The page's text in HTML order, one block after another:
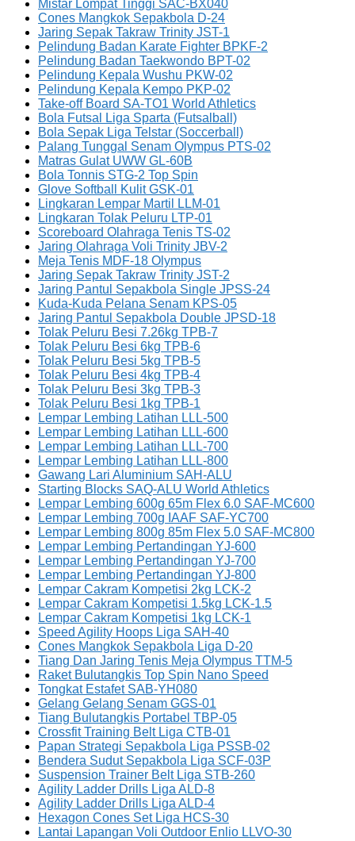
Mistar Lompat Tinggi SAC-BX040
Cones Mangkok Sepakbola D-24
Jaring Sepak Takraw Trinity JST-1
Pelindung Badan Karate Fighter BPKF-2
Pelindung Badan Taekwondo BPT-02
Pelindung Kepala Wushu PKW-02
Pelindung Kepala Kempo PKP-02
Take-off Board SA-TO1 World Athletics
Bola Futsal Liga Sparta (Futsalball)
Bola Sepak Liga Telstar (Soccerball)
Palang Tunggal Senam Olympus PTS-02
Matras Gulat UWW GL-60B
Bola Tonnis STG-2 Top Spin
Glove Softball Kulit GSK-01
Lingkaran Lempar Martil LLM-01
Lingkaran Tolak Peluru LTP-01
Scoreboard Olahraga Tenis TS-02
Jaring Olahraga Voli Trinity JBV-2
Meja Tenis MDF-18 Olympus
Jaring Sepak Takraw Trinity JST-2
Jaring Pantul Sepakbola Single JPSS-24
Kuda-Kuda Pelana Senam KPS-05
Jaring Pantul Sepakbola Double JPSD-18
Tolak Peluru Besi 7.26kg TPB-7
Tolak Peluru Besi 6kg TPB-6
Tolak Peluru Besi 5kg TPB-5
Tolak Peluru Besi 4kg TPB-4
Tolak Peluru Besi 3kg TPB-3
Tolak Peluru Besi 1kg TPB-1
Lempar Lembing Latihan LLL-500
Lempar Lembing Latihan LLL-600
Lempar Lembing Latihan LLL-700
Lempar Lembing Latihan LLL-800
Gawang Lari Aluminium SAH-ALU
Starting Blocks SAQ-ALU World Athletics
Lempar Lembing 600g 65m Flex 6.0 SAF-MC600
Lempar Lembing 700g IAAF SAF-YC700
Lempar Lembing 800g 85m Flex 5.0 SAF-MC800
Lempar Lembing Pertandingan YJ-600
Lempar Lembing Pertandingan YJ-700
Lempar Lembing Pertandingan YJ-800
Lempar Cakram Kompetisi 2kg LCK-2
Lempar Cakram Kompetisi 1.5kg LCK-1.5
Lempar Cakram Kompetisi 1kg LCK-1
Speed Agility Hoops Liga SAH-40
Cones Mangkok Sepakbola Liga D-20
Tiang Dan Jaring Tenis Meja Olympus TTM-5
Raket Bulutangkis Top Spin Nano Speed
Tongkat Estafet SAB-YH080
Gelang Gelang Senam GGS-01
Tiang Bulutangkis Portabel TBP-05
Crossfit Training Belt Liga CTB-01
Papan Strategi Sepakbola Liga PSSB-02
Bendera Sudut Sepakbola Liga SCF-03P
Suspension Trainer Belt Liga STB-260
Agility Ladder Drills Liga ALD-8
Agility Ladder Drills Liga ALD-4
Hexagon Cones Set Liga HCS-30
Lantai Lapangan Voli Outdoor Enlio LLVO-30